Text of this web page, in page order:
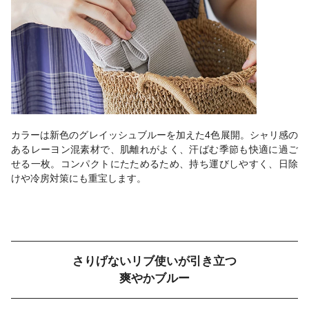
カラーは新色のグレイッシュブルーを加えた4色展開。シャリ感の
あるレーヨン混素材で、肌離れがよく、汗ばむ季節も快適に過ご
せる一枚。コンパクトにたためるため、持ち運びしやすく、日除
けや冷房対策にも重宝します。
さりげないリブ使いが引き立つ
爽やかブルー